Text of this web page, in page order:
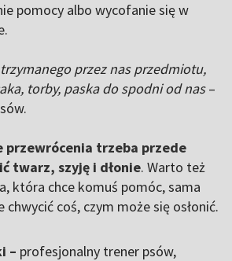
pomocy albo wycofanie się w
przez nas przedmiotu,
torby, paska do spodni od nas–
przewrócenia trzeba przede
twarz, szyję i dłonie. Warto też
która chce komuś pomóc, sama
coś, czym może się osłonić.
– profesjonalny trener psów,